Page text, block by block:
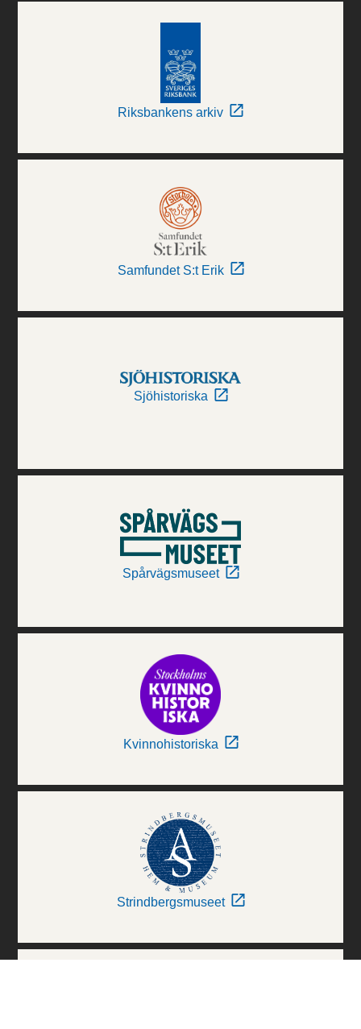
Riksbankens arkiv
Samfundet S:t Erik
Sjöhistoriska
Spårvägsmuseet
Kvinnohistoriska
Strindbergsmuseet